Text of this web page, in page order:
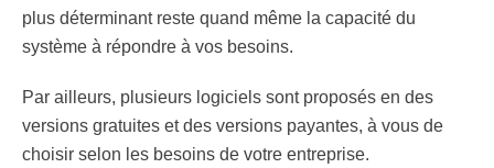
plus déterminant reste quand même la capacité du
système à répondre à vos besoins.
Par ailleurs, plusieurs logiciels sont proposés en des
versions gratuites et des versions payantes, à vous de
choisir selon les besoins de votre entreprise.